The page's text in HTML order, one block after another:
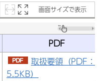
画面サイズで表示
PDF
取扱要領（PDF：
5.5KB）